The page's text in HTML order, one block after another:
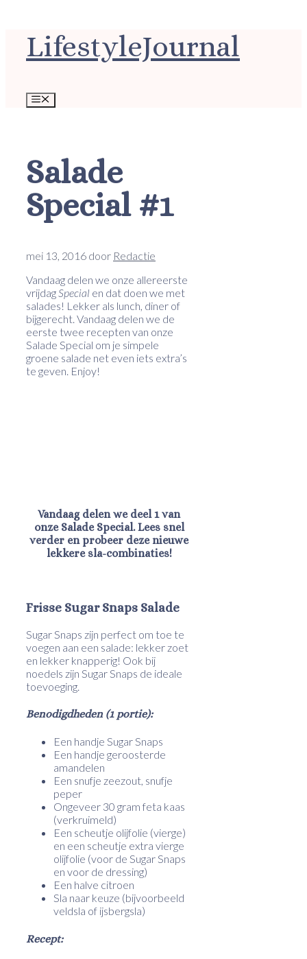
LifestyleJournal
Menu
Salade
Special #1
mei 13, 2016 door Redactie
Vandaag delen we onze allereerste
vrijdagSpecial en dat doen we met
salades! Lekker als lunch, diner of
bijgerecht. Vandaag delen we de
eerste twee recepten van onze
Salade Special om je simpele
groene salade net even iets extra’s
te geven. Enjoy!
Vandaag delen we deel 1 van
onze Salade Special. Lees snel
verder en probeer deze nieuwe
lekkere sla-combinaties!
Frisse Sugar Snaps Salade
Sugar Snaps zijn perfect om toe te
voegen aan een salade: lekker zoet
en lekker knapperig! Ook bij
noedels zijn Sugar Snaps de ideale
toevoeging.
Benodigdheden (1 portie):
Een handje Sugar Snaps
Een handje geroosterde
amandelen
Een snufje zeezout, snufje
peper
Ongeveer 30 gram feta kaas
(verkruimeld)
Een scheutje olijfolie (vierge)
en een scheutje extra vierge
olijfolie (voor de Sugar Snaps
en voor de dressing)
Een halve citroen
Sla naar keuze (bijvoorbeeld
veldsla of ijsbergsla)
Recept: